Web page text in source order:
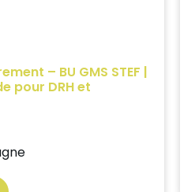
– BU GMS STEF |
pour DRH et